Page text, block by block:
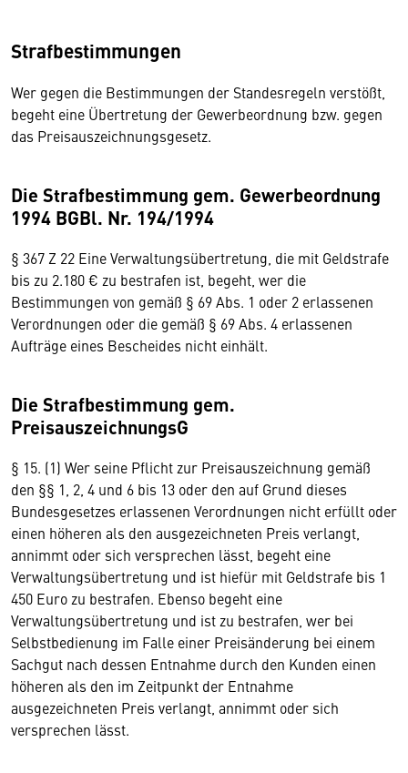
Strafbestimmungen
Wer gegen die Bestimmungen der Standesregeln verstößt,
begeht eine Übertretung der Gewerbeordnung bzw. gegen
das Preisauszeichnungsgesetz.
Die Strafbestimmung gem. Gewerbeordnung
1994 BGBl. Nr. 194/1994
§ 367 Z 22 Eine Verwaltungsübertretung, die mit Geldstrafe
bis zu 2.180 € zu bestrafen ist, begeht, wer die
Bestimmungen von gemäß § 69 Abs. 1 oder 2 erlassenen
Verordnungen oder die gemäß § 69 Abs. 4 erlassenen
Aufträge eines Bescheides nicht einhält.
Die Strafbestimmung gem.
PreisauszeichnungsG
§ 15. (1) Wer seine Pflicht zur Preisauszeichnung gemäß
den §§ 1, 2, 4 und 6 bis 13 oder den auf Grund dieses
Bundesgesetzes erlassenen Verordnungen nicht erfüllt oder
einen höheren als den ausgezeichneten Preis verlangt,
annimmt oder sich versprechen lässt, begeht eine
Verwaltungsübertretung und ist hiefür mit Geldstrafe bis 1
450 Euro zu bestrafen. Ebenso begeht eine
Verwaltungsübertretung und ist zu bestrafen, wer bei
Selbstbedienung im Falle einer Preisänderung bei einem
Sachgut nach dessen Entnahme durch den Kunden einen
höheren als den im Zeitpunkt der Entnahme
ausgezeichneten Preis verlangt, annimmt oder sich
versprechen lässt.